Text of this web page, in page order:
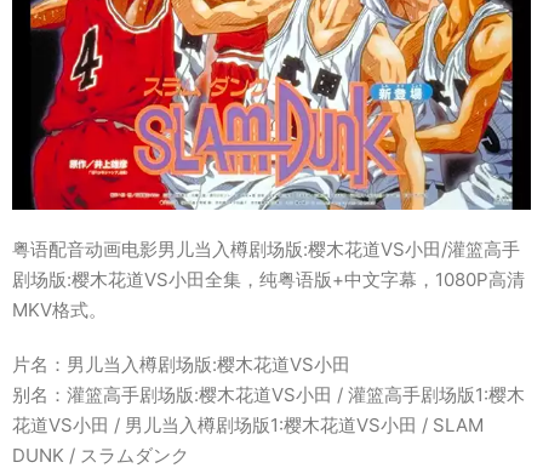
粤语配音动画电影男儿当入樽剧场版:樱木花道VS小田/灌篮高手
剧场版:樱木花道VS小田全集，纯粤语版+中文字幕，1080P高清
MKV格式。
片名：男儿当入樽剧场版:樱木花道VS小田
别名：灌篮高手剧场版:樱木花道VS小田 / 灌篮高手剧场版1:樱木
花道VS小田 / 男儿当入樽剧场版1:樱木花道VS小田 / SLAM
DUNK / スラムダンク